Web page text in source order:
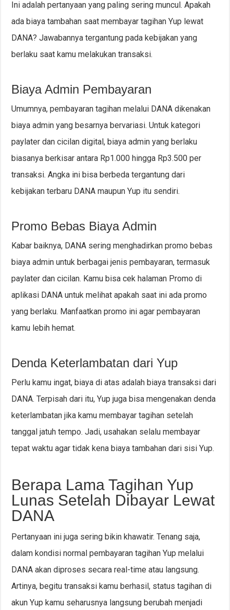
Ini adalah pertanyaan yang paling sering muncul. Apakah
ada biaya tambahan saat membayar tagihan Yup lewat
DANA? Jawabannya tergantung pada kebijakan yang
berlaku saat kamu melakukan transaksi.
Biaya Admin Pembayaran
Umumnya, pembayaran tagihan melalui DANA dikenakan
biaya admin yang besarnya bervariasi. Untuk kategori
paylater dan cicilan digital, biaya admin yang berlaku
biasanya berkisar antara Rp1.000 hingga Rp3.500 per
transaksi. Angka ini bisa berbeda tergantung dari
kebijakan terbaru DANA maupun Yup itu sendiri.
Promo Bebas Biaya Admin
Kabar baiknya, DANA sering menghadirkan promo bebas
biaya admin untuk berbagai jenis pembayaran, termasuk
paylater dan cicilan. Kamu bisa cek halaman Promo di
aplikasi DANA untuk melihat apakah saat ini ada promo
yang berlaku. Manfaatkan promo ini agar pembayaran
kamu lebih hemat.
Denda Keterlambatan dari Yup
Perlu kamu ingat, biaya di atas adalah biaya transaksi dari
DANA. Terpisah dari itu, Yup juga bisa mengenakan denda
keterlambatan jika kamu membayar tagihan setelah
tanggal jatuh tempo. Jadi, usahakan selalu membayar
tepat waktu agar tidak kena biaya tambahan dari sisi Yup.
Berapa Lama Tagihan Yup
Lunas Setelah Dibayar Lewat
DANA
Pertanyaan ini juga sering bikin khawatir. Tenang saja,
dalam kondisi normal pembayaran tagihan Yup melalui
DANA akan diproses secara real-time atau langsung.
Artinya, begitu transaksi kamu berhasil, status tagihan di
akun Yup kamu seharusnya langsung berubah menjadi